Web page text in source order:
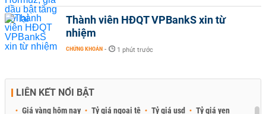
Thành viên HĐQT VPBankS xin từ
nhiệm
CHỨNG KHOÁN - 1 phút trước
LIÊN KẾT NỔI BẬT
Giá vàng hôm nay Tỷ giá ngoại tệ Tỷ giá usd Tỷ giá yen